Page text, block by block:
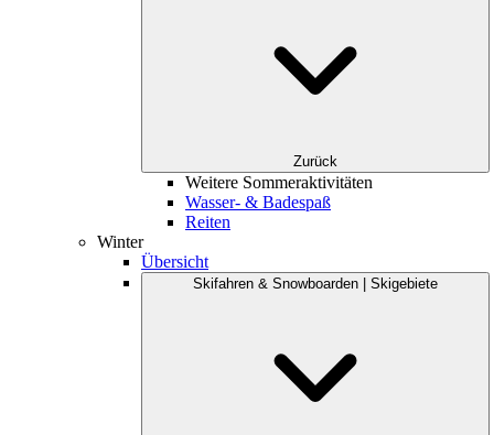
Zurück
Weitere Sommeraktivitäten
Wasser- & Badespaß
Reiten
Winter
Übersicht
Skifahren & Snowboarden | Skigebiete